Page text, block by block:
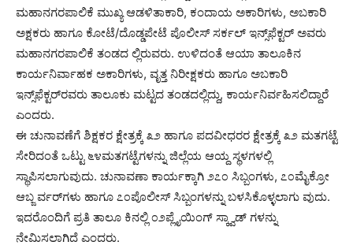
ಮಹಾನಗರಪಾಲಿಕೆ ಮುಖ್ಯ ಆಡಳಿತಾಕಾರಿ, ಕಂದಾಯ ಅಕಾರಿಗಳು, ಅಬಕಾರಿ
ಅಕ್ಷಕರು ಹಾಗೂ ಕೋಟೆ/ದೊಡ್ಡಪೇಟೆ ಪೊಲೀಸ್ ಸರ್ಕಲ್ ಇನ್ಸ್‌ಫೆಕ್ಟರ್ ಅವರು
ಮಹಾನಗರಪಾಲಿಕೆ ತಂಡದ ಲ್ಲಿರುವರು. ಉಳಿದಂತೆ ಆಯಾ ತಾಲೂಕಿನ
ಕಾರ್ಯನಿರ್ವಾಹಕ ಅಕಾರಿಗಳು, ವೃತ್ತ ನಿರೀಕ್ಷಕರು ಹಾಗೂ ಅಬಕಾರಿ
ಇನ್ಸ್‌ಫೆಕ್ಟರ್‌ರವರು ತಾಲೂಕು ಮಟ್ಟದ ತಂಡದಲ್ಲಿದ್ದು, ಕಾರ್ಯನಿರ್ವಹಿಸಲಿದ್ದಾರೆ
ಎಂದರು.
ಈ ಚುನಾವಣೆಗೆ ಶಿಕ್ಷಕರ ಕ್ಷೇತ್ರಕ್ಕೆ ೩೨ ಹಾಗೂ ಪದವೀಧರರ ಕ್ಷೇತ್ರಕ್ಕೆ ೩೨ ಮತಗಟ್ಟೆ
ಸೇರಿದಂತೆ ಒಟ್ಟು ೬೪ಮತಗಟ್ಟೆಗಳನ್ನು ಜಿಲ್ಲೆಯ ಆಯ್ದ ಸ್ಥಳಗಳಲ್ಲಿ
ಸ್ಥಾಪಿಸಲಾಗುವುದು. ಚುನಾವಣಾ ಕಾರ್ಯಕ್ಕಾಗಿ ೨೭೦ ಸಿಬ್ಬಂಗಳು, ೭೦ಮೈಕ್ರೋ
ಆಬ್ಜ ರ್ವರ್‌ಗಳು ಹಾಗೂ ೭೦ಪೊಲೀಸ್ ಸಿಬ್ಬಂಗಳನ್ನು ಬಳಸಿಕೊಳ್ಳಲಾಗು ವುದು.
ಇದರೊಂದಿಗೆ ಪ್ರತಿ ತಾಲೂ ಕಿನಲ್ಲಿ ೦೨ಪ್ಲೈಯಿಂಗ್ ಸ್ಕ್ವಾಡ್ ಗಳನ್ನು
ನೇಮಿಸಲಾಗಿದೆ ಎಂದರು.